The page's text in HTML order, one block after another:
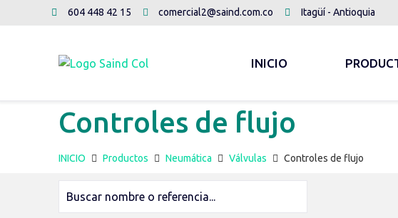
604 448 42 15 comercial2@saind.com.co Itagüí - Antioquia
INICIO
Controles de flujo
INICIO Productos Neumática Válvulas Controles de flujo